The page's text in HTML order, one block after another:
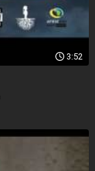
3:52